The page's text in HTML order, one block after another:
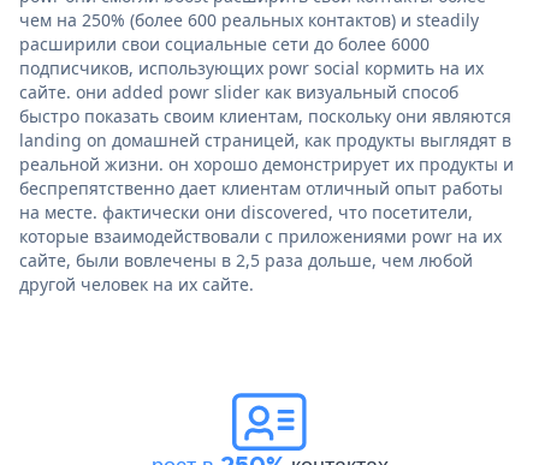
чем на 250% (более 600 реальных контактов) и steadily
расширили свои социальные сети до более 6000
подписчиков, использующих powr social кормить на их
сайте. они added powr slider как визуальный способ
быстро показать своим клиентам, поскольку они являются
landing on домашней страницей, как продукты выглядят в
реальной жизни. он хорошо демонстрирует их продукты и
беспрепятственно дает клиентам отличный опыт работы
на месте. фактически они discovered, что посетители,
которые взаимодействовали с приложениями powr на их
сайте, были вовлечены в 2,5 раза дольше, чем любой
другой человек на их сайте.